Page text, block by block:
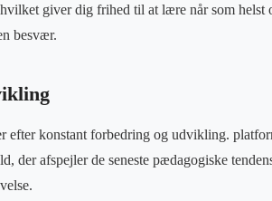
giver dig frihed til at lære når som helst
besvær.
efter konstant forbedring og udvikling.
der afspejler de seneste pædagogiske